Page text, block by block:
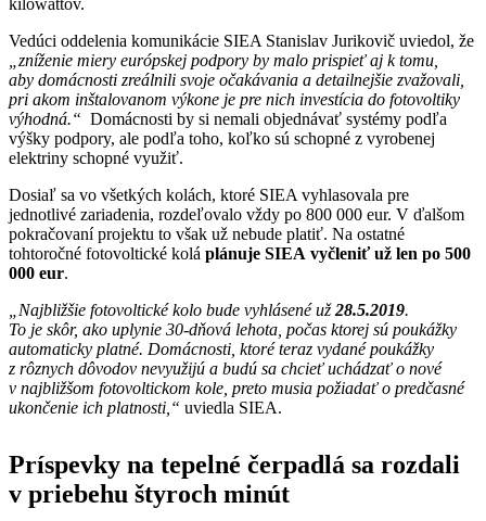
Vedúci oddelenia komunikácie SIEA Stanislav Jurikovič uviedol, že
„zníženie miery európskej podpory by malo prispieť aj k tomu,
aby domácnosti zreálnili svoje očakávania a detailnejšie zvažovali,
pri akom inštalovanom výkone je pre nich investícia do fotovoltiky
výhodná.“ Domácnosti by si nemali objednávať systémy podľa
výšky podpory, ale podľa toho, koľko sú schopné z vyrobenej
elektriny schopné využiť.
Dosiaľ sa vo všetkých kolách, ktoré SIEA vyhlasovala pre
jednotlivé zariadenia, rozdeľovalo vždy po 800 000 eur. V ďalšom
pokračovaní projektu to však už nebude platiť. Na ostatné
tohtoročné fotovoltické kolá plánuje SIEA vyčleniť už len po 500
000 eur.
„Najbližšie fotovoltické kolo bude vyhlásené už28.5.2019.
To je skôr, ako uplynie 30-dňová lehota, počas ktorej sú poukážky
automaticky platné. Domácnosti, ktoré teraz vydané poukážky
z rôznych dôvodov nevyužijú a budú sa chcieť uchádzať o nové
v najbližšom fotovoltickom kole, preto musia požiadať o predčasné
ukončenie ich platnosti,“ uviedla SIEA.
Príspevky na tepelné čerpadlá sa rozdali
v priebehu štyroch minút